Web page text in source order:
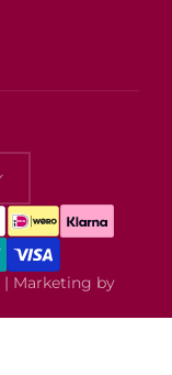
| Marketing by